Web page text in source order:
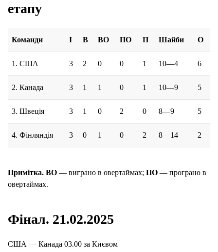
етапу
Команди І В ВО ПО П Шайби О
1. США 3 2 0 0 1 10—4 6
2. Канада 3 1 1 0 1 10—9 5
3. Швеція 3 1 0 2 0 8—9 5
4. Фінляндія 3 0 1 0 2 8—14 2
Примітка. ВО — виграно в овертаймах; ПО — програно в
овертаймах.
Фінал. 21.02.2025
США — Канада 03.00 за Києвом